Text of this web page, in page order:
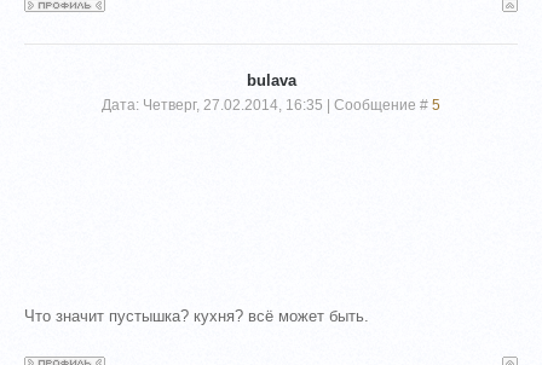
bulava
Дата: Четверг, 27.02.2014, 16:35 | Сообщение # 5
Что значит пустышка? кухня? всё может быть.